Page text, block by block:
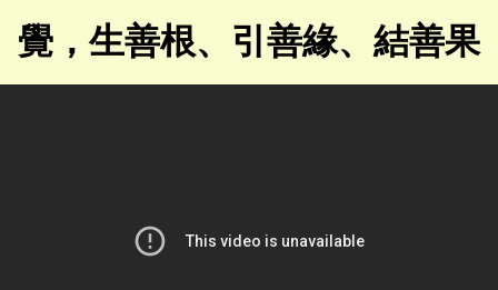
覺，生善根、引善緣、結善果